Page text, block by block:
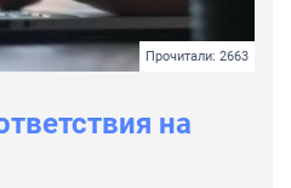
Прочитали: 2663
на